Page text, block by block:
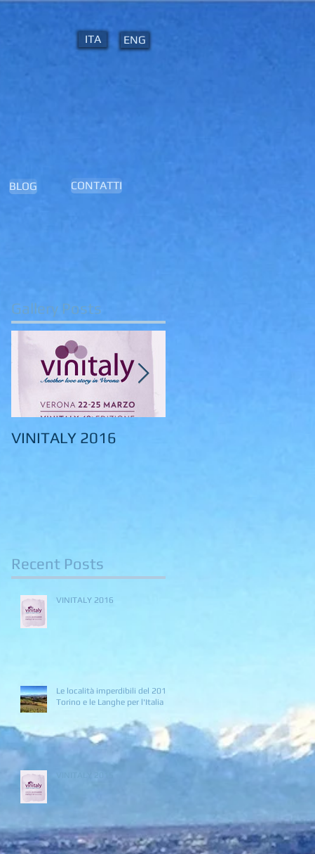
ITA ENG
BLOG CONTATTI
Gallery Posts
VINITALY 2016
Recent Posts
VINITALY 2016
Le località imperdibili del 2016:
Torino e le Langhe per l'Italia